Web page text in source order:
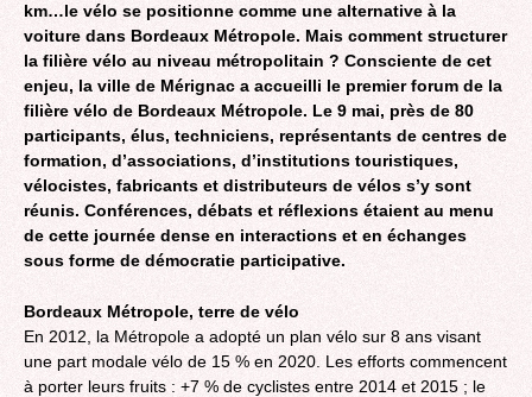
km…le vélo se positionne comme une alternative à la
voiture dans Bordeaux Métropole. Mais comment structurer
la filière vélo au niveau métropolitain ? Consciente de cet
enjeu, la ville de Mérignac a accueilli le premier forum de la
filière vélo de Bordeaux Métropole. Le 9 mai, près de 80
participants, élus, techniciens, représentants de centres de
formation, d’associations, d’institutions touristiques,
vélocistes, fabricants et distributeurs de vélos s’y sont
réunis. Conférences, débats et réflexions étaient au menu
de cette journée dense en interactions et en échanges
sous forme de démocratie participative.
Bordeaux Métropole, terre de vélo
En 2012, la Métropole a adopté un plan vélo sur 8 ans visant
une part modale vélo de 15 % en 2020. Les efforts commencent
à porter leurs fruits : +7 % de cyclistes entre 2014 et 2015 ; le